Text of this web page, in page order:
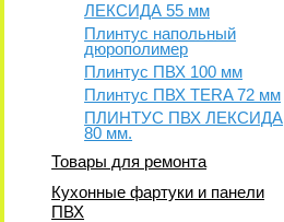
ЛЕКСИДА 55 мм
Плинтус напольный
дюрополимер
Плинтус ПВХ 100 мм
Плинтус ПВХ TERA 72 мм
ПЛИНТУС ПВХ ЛЕКСИДА
80 мм.
Товары для ремонта
Кухонные фартуки и панели
ПВХ